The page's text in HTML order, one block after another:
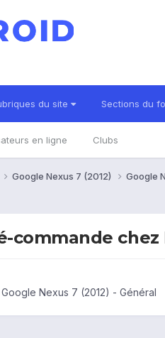
du site Sections du
en ligne Clubs
Google Nexus 7 (2012) Google
commande chez
Google Nexus 7 (2012) - Général